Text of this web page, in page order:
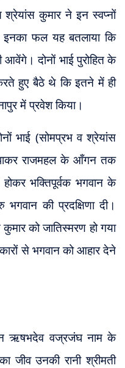
श्रेयांस कुमार ने इन स्वप्नों
इनका फल यह बतलाया कि
दोनों भाई पुरोहित के
हुए बैठे थे कि इतने में ही
में प्रवेश किया।
भाई (सोमप्रभ व श्रेयांस
पाकर राजमहल के आँगन तक
भक्तिपूर्वक भगवान के
की प्रदक्षिणा दी।
को जातिस्मरण हो गया
से भगवान को आहार देने
ऋषभदेव वज्रजंघ नाम के
जीव उनकी रानी श्रीमती